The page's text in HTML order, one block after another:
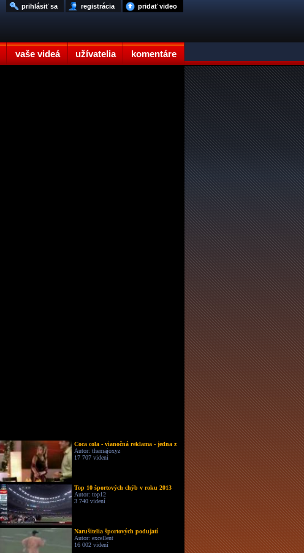
vaše videá užívatelia komentáre
pridať video
registrácia
prihlásiť sa
Coca cola - vianočná reklama - jedna z
Autor: themajoxyz
17 707 videní
Top 10 športových chýb v roku 2013
Autor: top12
3 740 videní
Narušitelia športových podujatí
Autor: excellent
16 002 videní